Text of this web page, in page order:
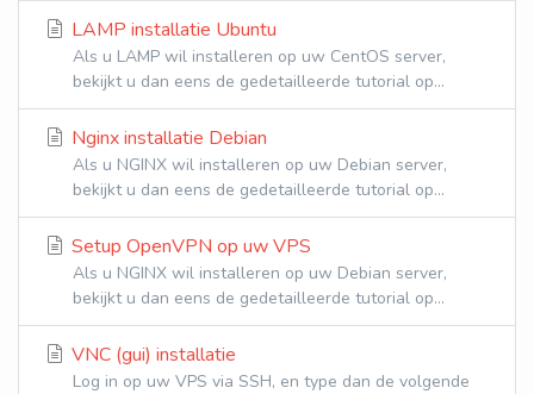
LAMP installatie Ubuntu
Als u LAMP wil installeren op uw CentOS server,
bekijkt u dan eens de gedetailleerde tutorial op...
Nginx installatie Debian
Als u NGINX wil installeren op uw Debian server,
bekijkt u dan eens de gedetailleerde tutorial op...
Setup OpenVPN op uw VPS
Als u NGINX wil installeren op uw Debian server,
bekijkt u dan eens de gedetailleerde tutorial op...
VNC (gui) installatie
Log in op uw VPS via SSH, en type dan de volgende